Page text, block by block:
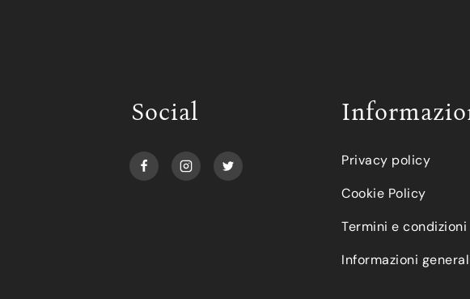
Social
Privacy policy
Cookie Policy
Termini e condizioni
Informazioni